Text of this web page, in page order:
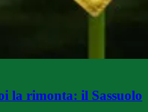
la rimonta: il Sassuolo